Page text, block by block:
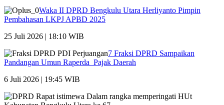
Waka II DPRD Bengkulu Utara Herliyanto Pimpin
Pembahasan LKPJ APBD 2025
25 Juli 2026 | 18:10 WIB
7 Fraksi DPRD Sampaikan
Pandangan Umun Raperda Pajak Daerah
6 Juli 2026 | 19:45 WIB